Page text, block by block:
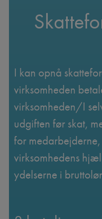
I kan opnå
virksomheden
virksomheden/I
udgiften før skat,
for
virksomhedens
ydelserne i